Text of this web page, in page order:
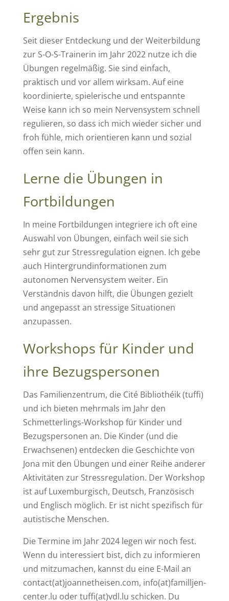
Ergebnis
Seit dieser Entdeckung und der Weiterbildung
zur S-O-S-Trainerin im Jahr 2022 nutze ich die
Übungen regelmäßig. Sie sind einfach,
praktisch und vor allem wirksam. Auf eine
koordinierte, spielerische und entspannte
Weise kann ich so mein Nervensystem schnell
regulieren, so dass ich mich wieder sicher und
froh fühle, mich orientieren kann und sozial
offen sein kann.
Lerne die Übungen in
Fortbildungen
In meine Fortbildungen integriere ich oft eine
Auswahl von Übungen, einfach weil sie sich
sehr gut zur Stressregulation eignen. Ich gebe
auch Hintergrundinformationen zum
autonomen Nervensystem weiter. Ein
Verständnis davon hilft, die Übungen gezielt
und angepasst an stressige Situationen
anzupassen.
Workshops für Kinder und
ihre Bezugspersonen
Das Familienzentrum, die Cité Bibliothéik (tuffi)
und ich bieten mehrmals im Jahr den
Schmetterlings-Workshop für Kinder und
Bezugspersonen an. Die Kinder (und die
Erwachsenen) entdecken die Geschichte von
Jona mit den Übungen und einer Reihe anderer
Aktivitäten zur Stressregulation. Der Workshop
ist auf Luxemburgisch, Deutsch, Französisch
und Englisch möglich. Er ist nicht spezifisch für
autistische Menschen.
Die Termine im Jahr 2024 legen wir noch fest.
Wenn du interessiert bist, dich zu informieren
und mitzumachen, kannst du eine E-Mail an
contact(at)joannetheisen.com, info(at)familljen-
center.lu oder tuffi(at)vdl.lu schicken. Du